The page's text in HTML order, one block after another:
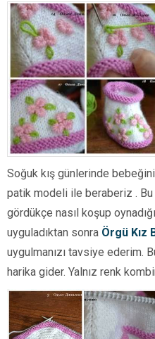
Soğuk kış günlerinde
patik modeli ile beraberiz .
gördükçe nasıl koşup
uyguladıktan sonra Örgü Kız
uygulmanızı tavsiye ederim.
harika gider. Yalnız renk